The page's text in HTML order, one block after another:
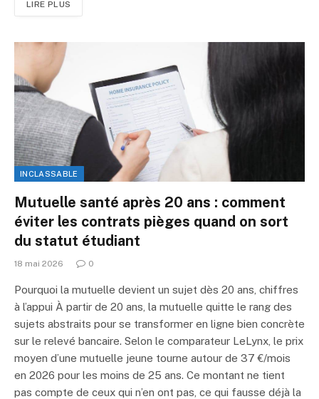
LIRE PLUS
INCLASSABLE
Mutuelle santé après 20 ans : comment
éviter les contrats pièges quand on sort
du statut étudiant
18 mai 2026 0
Pourquoi la mutuelle devient un sujet dès 20 ans, chiffres
à l’appui À partir de 20 ans, la mutuelle quitte le rang des
sujets abstraits pour se transformer en ligne bien concrète
sur le relevé bancaire. Selon le comparateur LeLynx, le prix
moyen d’une mutuelle jeune tourne autour de 37 €/mois
en 2026 pour les moins de 25 ans. Ce montant ne tient
pas compte de ceux qui n’en ont pas, ce qui fausse déjà la